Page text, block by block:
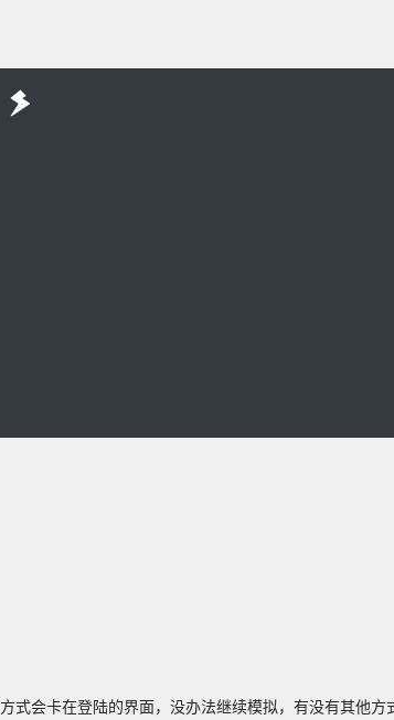
会卡在登陆的界面，没办法继续模拟，有没有其他